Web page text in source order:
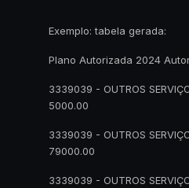
Exemplo: tabela gerada:
Plano Autorizada 2024
3339039 - OUTROS
5000.00
3339039 - OUTROS
79000.00
3339039 - OUTROS